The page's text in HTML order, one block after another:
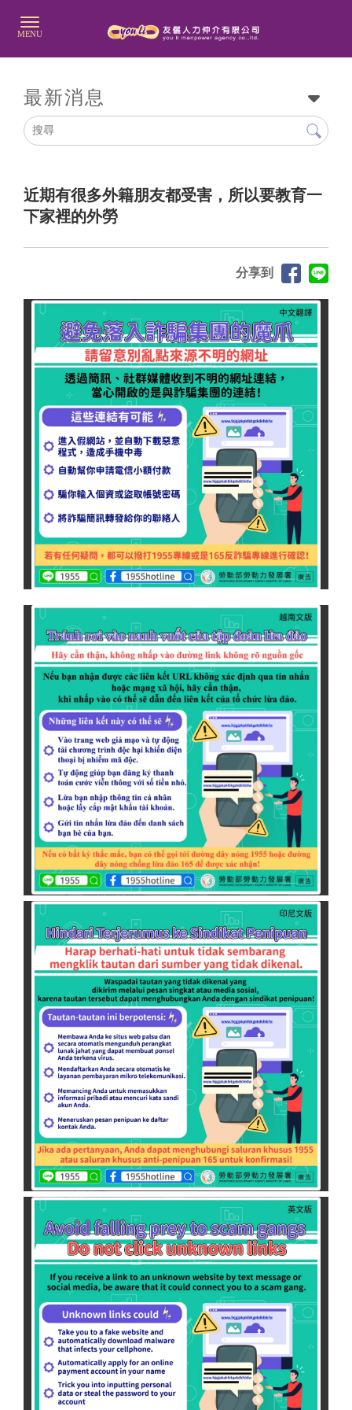
最新消息
近期有很多外籍朋友都受害，所以要教育一
下家裡的外勞
分享到